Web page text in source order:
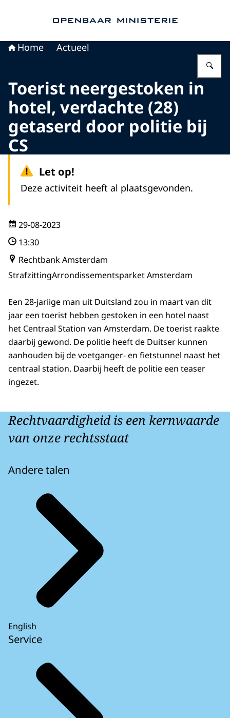
Home Actueel
Toerist neergestoken in
hotel, verdachte (28)
getaserd door politie bij
CS
Let op!
Deze activiteit heeft al plaatsgevonden.
29-08-2023
13:30
Rechtbank Amsterdam
StrafzittingArrondissementsparket Amsterdam
Een 28-jariige man uit Duitsland zou in maart van dit
jaar een toerist hebben gestoken in een hotel naast
het Centraal Station van Amsterdam. De toerist raakte
daarbij gewond. De politie heeft de Duitser kunnen
aanhouden bij de voetganger- en fietstunnel naast het
centraal station. Daarbij heeft de politie een teaser
ingezet.
Rechtvaardigheid is een kernwaarde
van onze rechtsstaat
Andere talen
English
Service